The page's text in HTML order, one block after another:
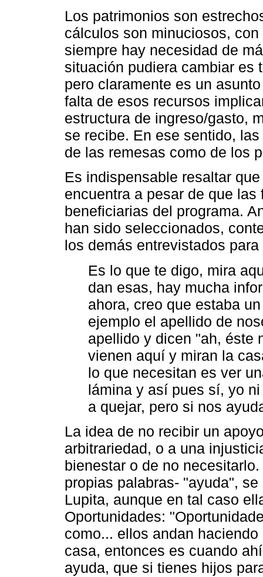
Los patrimonios son
cálculos son minuciosos,
siempre hay necesidad de
situación pudiera cambiar es
pero claramente es un
falta de esos recursos
estructura de ingreso/gasto,
se recibe. En ese sentido,
de las remesas como de los
Es indispensable resaltar
encuentra a pesar de que
beneficiarias del programa.
han sido seleccionados,
los demás entrevistados
Es lo que te digo, mira
dan esas, hay mucha
ahora, creo que estaba
ejemplo el apellido de
apellido y dicen "ah, éste
vienen aquí y miran la
lo que necesitan es ver
lámina y así pues sí, yo
a quejar, pero si nos
La idea de no recibir un
arbitrariedad, o a una
bienestar o de no
propias palabras- "ayuda",
Lupita, aunque en tal caso
Oportunidades:
como... ellos andan
casa, entonces es cuando
ayuda, que si tienes hijos